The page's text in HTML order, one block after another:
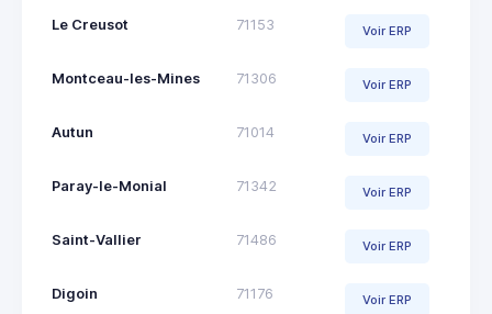
Le Creusot 71153 Voir ERP
Montceau-les-Mines 71306 Voir ERP
Autun 71014 Voir ERP
Paray-le-Monial 71342 Voir ERP
Saint-Vallier 71486 Voir ERP
Digoin 71176 Voir ERP